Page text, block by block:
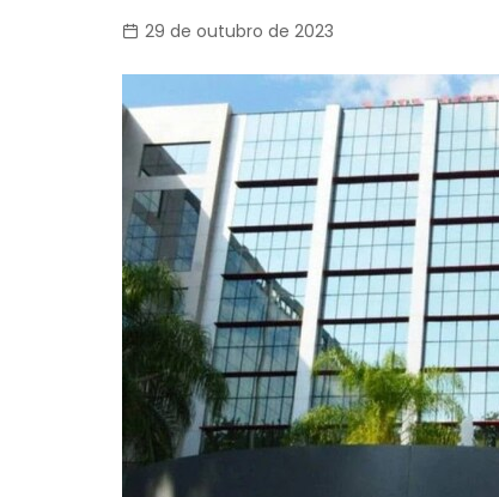
29 de outubro de 2023